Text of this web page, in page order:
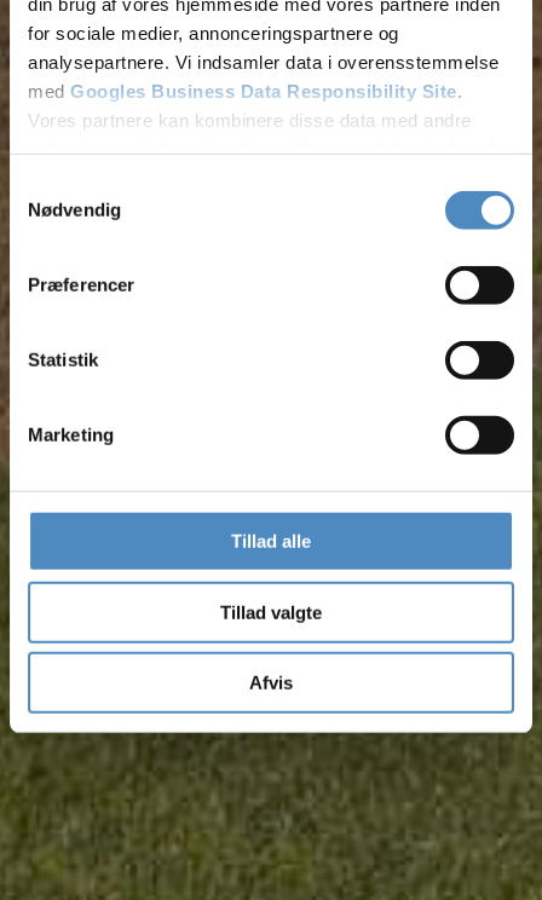
for sociale medier, annonceringspartnere og
analysepartnere. Vi indsamler data i overensstemmelse
med Googles Business Data Responsibility Site
Vores partnere kan kombinere disse data med andre
Nødvendig
Præferencer
Statistik
Marketing
Tillad alle
Tillad valgte
Afvis
Bliv kontaktet